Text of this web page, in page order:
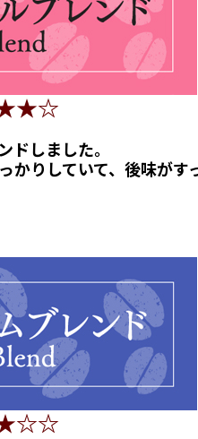
ドしました。
かりしていて、後味がす